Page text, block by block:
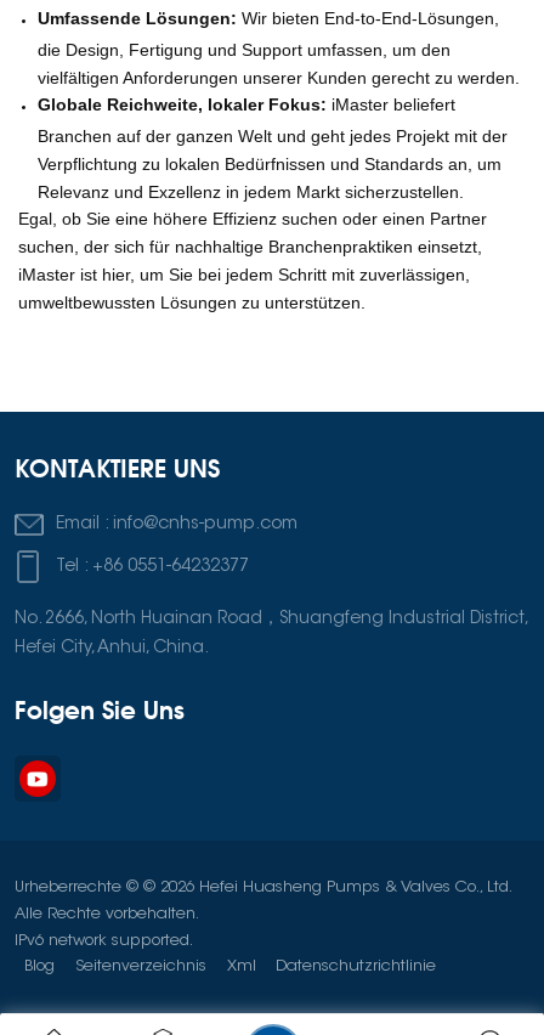
Umfassende Lösungen: Wir bieten End-to-End-Lösungen,
die Design, Fertigung und Support umfassen, um den
vielfältigen Anforderungen unserer Kunden gerecht zu werden.
Globale Reichweite, lokaler Fokus: iMaster beliefert
Branchen auf der ganzen Welt und geht jedes Projekt mit der
Verpflichtung zu lokalen Bedürfnissen und Standards an, um
Relevanz und Exzellenz in jedem Markt sicherzustellen.
Egal, ob Sie eine höhere Effizienz suchen oder einen Partner
suchen, der sich für nachhaltige Branchenpraktiken einsetzt,
iMaster ist hier, um Sie bei jedem Schritt mit zuverlässigen,
umweltbewussten Lösungen zu unterstützen.
KONTAKTIERE UNS
Email : info@cnhs-pump.com
Tel : +86 0551-64232377
No. 2666, North Huainan Road，Shuangfeng Industrial District,
Hefei City, Anhui, China.
Folgen Sie Uns
Urheberrechte © © 2026 Hefei Huasheng Pumps & Valves Co., Ltd.
Alle Rechte vorbehalten.
IPv6 network supported.
Blog
Seitenverzeichnis Xml Datenschutzrichtlinie